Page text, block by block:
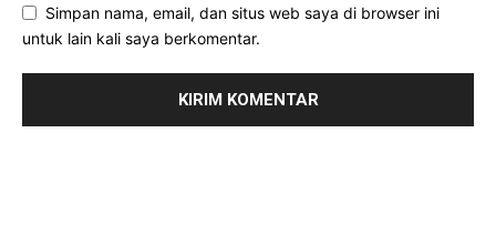
Simpan nama, email, dan situs web saya di browser ini
untuk lain kali saya berkomentar.